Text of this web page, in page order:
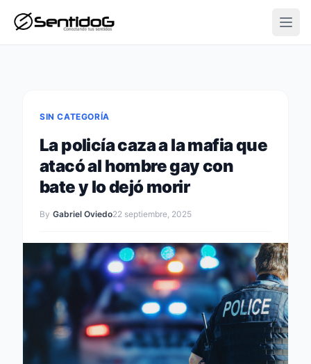
SIN CATEGORÍA
La policía caza a la mafia que
atacó al hombre gay con
bate y lo dejó morir
By Gabriel Oviedo22 septiembre, 2025